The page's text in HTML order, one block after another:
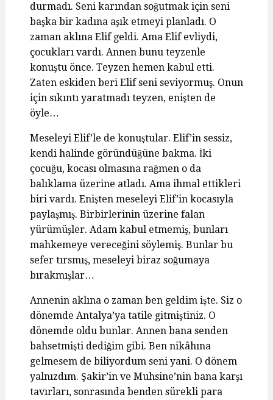
durmadı. Seni karından soğutmak için seni
başka bir kadına aşık etmeyi planladı. O
zaman aklına Elif geldi. Ama Elif evliydi,
çocukları vardı. Annen bunu teyzenle
konuştu önce. Teyzen hemen kabul etti.
Zaten eskiden beri Elif seni seviyormuş. Onun
için sıkıntı yaratmadı teyzen, enişten de
öyle…
Meseleyi Elif’le de konuştular. Elif’in sessiz,
kendi halinde göründüğüne bakma. İki
çocuğu, kocası olmasına rağmen o da
balıklama üzerine atladı. Ama ihmal ettikleri
biri vardı. Enişten meseleyi Elif’in kocasıyla
paylaşmış. Birbirlerinin üzerine falan
yürümüşler. Adam kabul etmemiş, bunları
mahkemeye vereceğini söylemiş. Bunlar bu
sefer tırsmış, meseleyi biraz soğumaya
bırakmışlar…
Annenin aklına o zaman ben geldim işte. Siz o
dönemde Antalya’ya tatile gitmiştiniz. O
dönemde oldu bunlar. Annen bana senden
bahsetmişti dediğim gibi. Ben nikâhına
gelmesem de biliyordum seni yani. O dönem
yalnızdım. Şakir’in ve Muhsine’nin bana karşı
tavırları, sonrasında benden sürekli para